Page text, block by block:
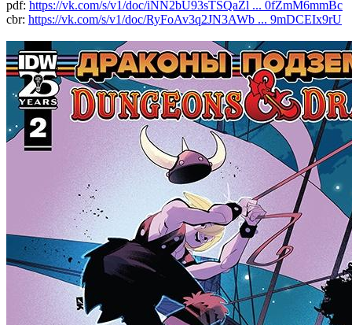
pdf: https://vk.com/s/v1/doc/iNN2bU93sTSQaZl ... 0fZmM6mmBc
cbr: https://vk.com/s/v1/doc/RyFoAv3q2JN3AWb ... 9mDCEIx9rU